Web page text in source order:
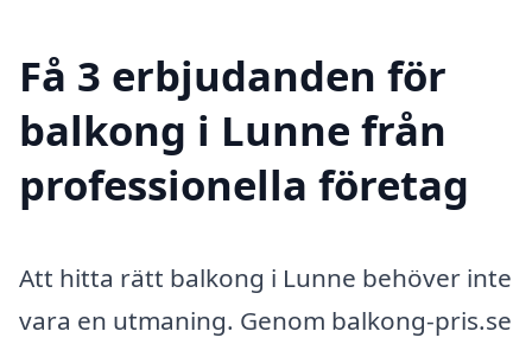
Få 3 erbjudanden för
balkong i Lunne från
professionella företag
Att hitta rätt balkong i Lunne behöver inte
vara en utmaning. Genom balkong-pris.se